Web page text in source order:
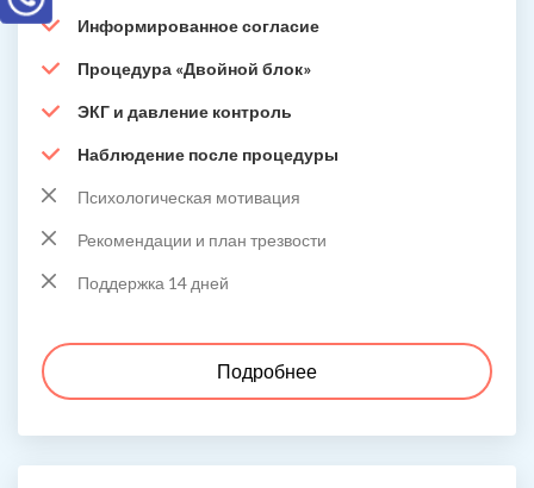
Информированное согласие
Процедура «Двойной блок»
ЭКГ и давление контроль
Наблюдение после процедуры
Психологическая мотивация
Рекомендации и план трезвости
Поддержка 14 дней
Подробнее